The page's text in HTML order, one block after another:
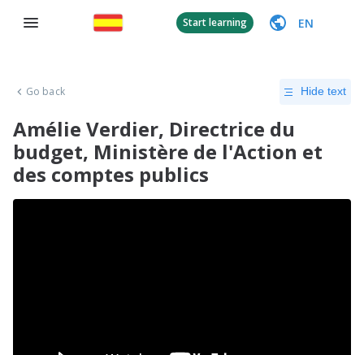
Start learning EN
Go back Hide text
Amélie Verdier, Directrice du
budget, Ministère de l'Action et
des comptes publics